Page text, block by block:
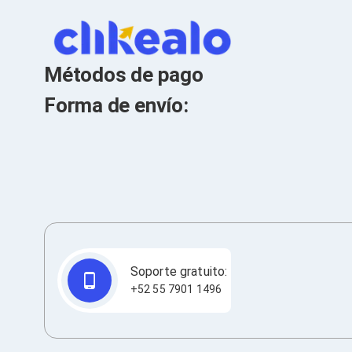
Cables Coaxiales
Accesorios para Cables
Jacks de Red
Conectores
Tapas y Cajas
Herramientas para Cables
Pinzas Ponchadoras
Sujetadores de Cables
Cinchos
Adaptadores PC
Adaptadores PC USB
Adaptadores PC Serial
Adaptadores PC IDE
Métodos de pago
Forma de envío:
Soporte gratuito:
+52 55 7901 1496